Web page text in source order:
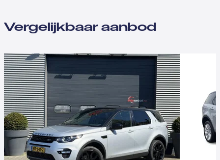
Vergelijkbaar aanbod